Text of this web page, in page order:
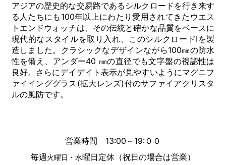
アジアの歴史的な交易路であるシルクロードを行き来す
る人たちにも100年以上にわたり愛用されてきたウエス
トエンドウォッチは、その伝統と確かな品質をベースに
現代的なスタイルを取り入れ、このシルクロードⅠを製
造しました。クラシックなデザインながら100㎜の防水
性を備え、アンダー40 ㎜の直径でも文字盤の視認性は
良好。さらにデイデイト表示が見やすいようにマグニフ
ァイインググラス(拡大レンズ)付のサファイアクリスタ
ルの風防です。
営業時間 13:00～19:００
毎週火曜日・水曜日定休（祝日の場合は営業）